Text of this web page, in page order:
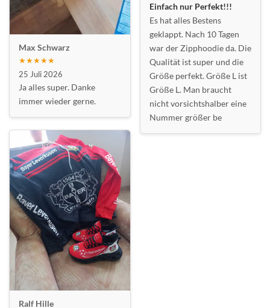
Max Schwarz
★★★★★
25 Juli 2026
Ja alles super. Danke
immer wieder gerne.
Ralf Hille
Einfach nur Perfekt!!!
Es hat alles Bestens
geklappt. Nach 10 Tagen
war der Zipphoodie da. Die
Qualität ist super und die
Größe perfekt. Größe L ist
Größe L. Man braucht
nicht vorsichtshalber eine
Nummer größer be